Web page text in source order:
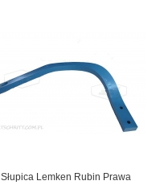
Słupica Lemken Rubin Prawa